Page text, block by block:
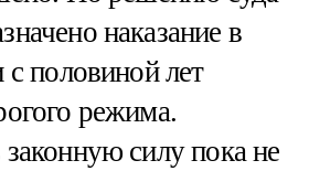
наказание в
с половиной лет
режима.
силу пока не